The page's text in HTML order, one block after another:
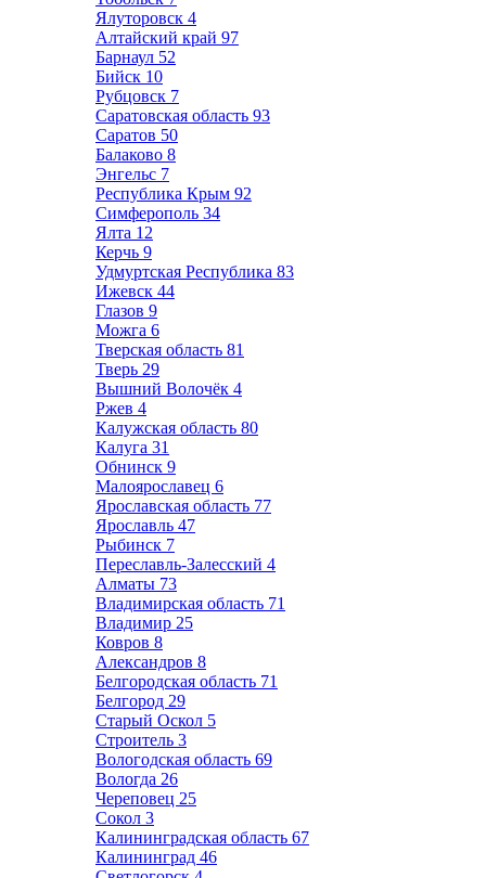
Ялуторовск 4
Алтайский край 97
Барнаул 52
Бийск 10
Рубцовск 7
Саратовская область 93
Саратов 50
Балаково 8
Энгельс 7
Республика Крым 92
Симферополь 34
Ялта 12
Керчь 9
Удмуртская Республика 83
Ижевск 44
Глазов 9
Можга 6
Тверская область 81
Тверь 29
Вышний Волочёк 4
Ржев 4
Калужская область 80
Калуга 31
Обнинск 9
Малоярославец 6
Ярославская область 77
Ярославль 47
Рыбинск 7
Переславль-Залесский 4
Алматы 73
Владимирская область 71
Владимир 25
Ковров 8
Александров 8
Белгородская область 71
Белгород 29
Старый Оскол 5
Строитель 3
Вологодская область 69
Вологда 26
Череповец 25
Сокол 3
Калининградская область 67
Калининград 46